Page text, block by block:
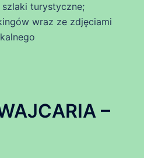
szlaki turystyczne;
wraz ze zdjęciami
–